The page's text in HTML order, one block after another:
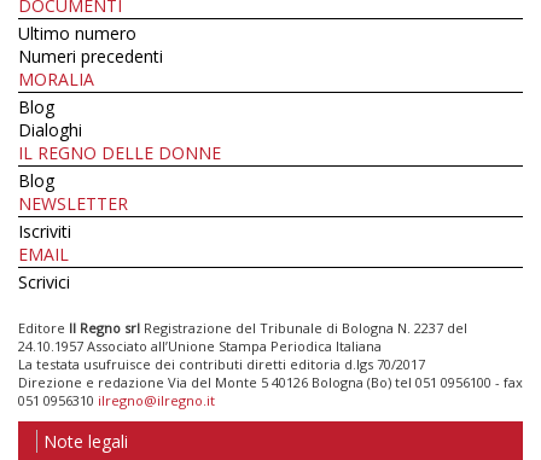
DOCUMENTI
Ultimo numero
Numeri precedenti
MORALIA
Blog
Dialoghi
IL REGNO DELLE DONNE
Blog
NEWSLETTER
Iscriviti
EMAIL
Scrivici
Editore Il Regno srl Registrazione del Tribunale di Bologna N. 2237 del
24.10.1957 Associato all’Unione Stampa Periodica Italiana
La testata usufruisce dei contributi diretti editoria d.lgs 70/2017
Direzione e redazione Via del Monte 5 40126 Bologna (Bo) tel 051 0956100 - fax
051 0956310 ilregno@ilregno.it
Note legali